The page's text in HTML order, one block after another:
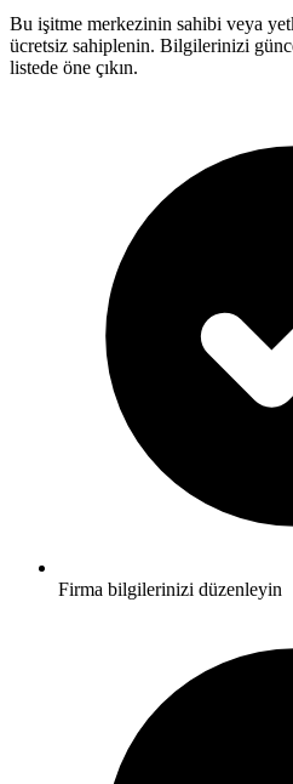
Bu işitme merkezinin sahibi veya
ücretsiz sahiplenin. Bilgilerinizi
listede öne çıkın.
Firma bilgilerinizi düzenleyin